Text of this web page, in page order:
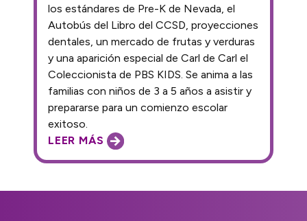
LEER MÁS
los estándares de Pre-K de Nevada, el
Autobús del Libro del CCSD, proyecciones
dentales, un mercado de frutas y verduras
y una aparición especial de Carl de Carl el
Coleccionista de PBS KIDS. Se anima a las
familias con niños de 3 a 5 años a asistir y
prepararse para un comienzo escolar
exitoso.